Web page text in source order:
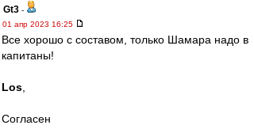
Gt3 -
01 апр 2023 16:25
Все хорошо с составом, только Шамара надо в
капитаны!
Los
Согласен